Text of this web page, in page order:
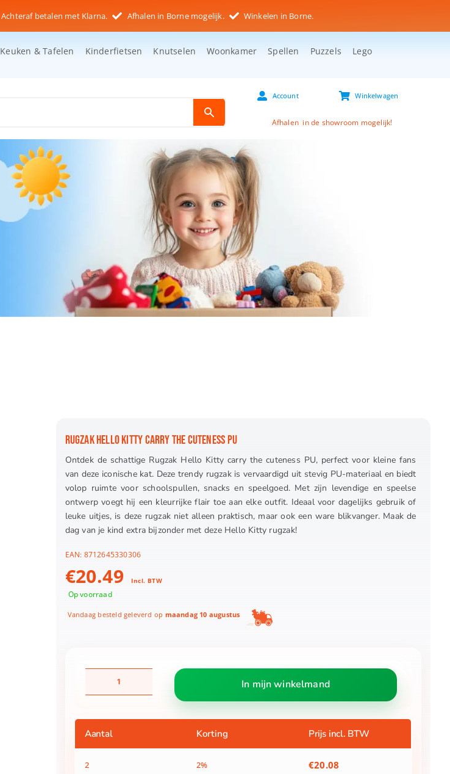
Achteraf betalen met Klarna. Afhalen in Borne mogelijk. Winkelen in Borne.
Keuken & Tafelen Kinderfietsen Knutselen Woonkamer Spellen Puzzels Lego
Account Winkelwagen
Afhalen in de showroom mogelijk!
RUGZAK HELLO KITTY CARRY THE CUTENESS PU
Ontdek de schattige Rugzak Hello Kitty carry the cuteness PU, perfect voor kleine fans
van deze iconische kat. Deze trendy rugzak is vervaardigd uit stevig PU-materiaal en biedt
volop ruimte voor schoolspullen, snacks en speelgoed. Met zijn levendige en speelse
ontwerp voegt hij een kleurrijke flair toe aan elke outfit. Ideaal voor dagelijks gebruik of
leuke uitjes, is deze rugzak niet alleen praktisch, maar ook een ware blikvanger. Maak de
dag van je kind extra bijzonder met deze Hello Kitty rugzak!
EAN: 8712645330306
€20.49 Incl. BTW
Op voorraad
Vandaag besteld geleverd op maandag 10 augustus
Hello
Kitty
the
PU
In mijn winkelmand
Aantal Korting Prijs incl. BTW
2 2% €20.08